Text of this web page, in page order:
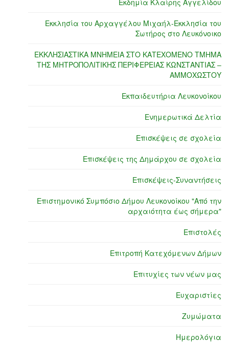
Εκδημία Κλαίρης Αγγελίδου
Εκκλησία του Αρχαγγέλου Μιχαήλ-Εκκλησία του
Σωτήρος στο Λευκόνοικο
ΕΚΚΛΗΣΙΑΣΤΙΚΑ ΜΝΗΜΕΙΑ ΣΤΟ ΚΑΤΕΧΟΜΕΝΟ ΤΜΗΜΑ
ΤΗΣ ΜΗΤΡΟΠΟΛΙΤΙΚΗΣ ΠΕΡΙΦΕΡΕΙΑΣ ΚΩΝΣΤΑΝΤΙΑΣ –
ΑΜΜΟΧΩΣΤΟΥ
Εκπαιδευτήρια Λευκονοίκου
Ενημερωτικά Δελτία
Επισκέψεις σε σχολεία
Επισκέψεις της Δημάρχου σε σχολεία
Επισκέψεις-Συναντήσεις
Επιστημονικό Συμπόσιο Δήμου Λευκονοίκου "Από την
αρχαιότητα έως σήμερα"
Επιστολές
Επιτροπή Κατεχόμενων Δήμων
Επιτυχίες των νέων μας
Ευχαριστίες
Ζυμώματα
Ημερολόγια